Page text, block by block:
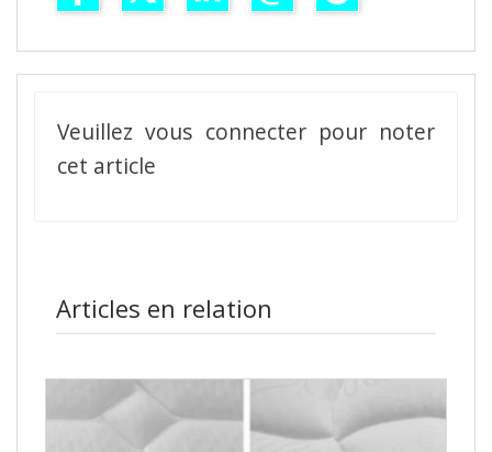
Veuillez vous connecter pour noter
cet article
Articles en relation